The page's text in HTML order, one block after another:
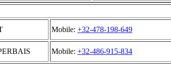
Mobile: +32-478-198-649
Mobile: +32-486-915-834